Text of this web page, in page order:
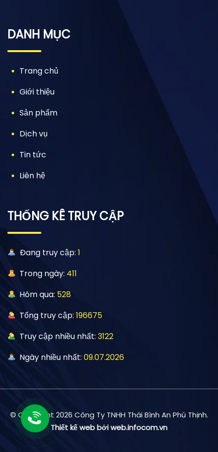
DANH MỤC
Trang chủ
Giới thiệu
Sản phẩm
Dịch vụ
Tin tức
Liên hệ
THỐNG KÊ TRUY CẬP
Đang truy cập: 1
Trong ngày: 411
Hôm qua: 528
Tổng truy cập: 196675
Truy cập nhiều nhất: 3122
Ngày nhiều nhất: 09.07.2026
© Copyright 2026 Công Ty TNHH Thái Bình An Phú Thịnh.
Thiết kế web bởi web.infocom.vn